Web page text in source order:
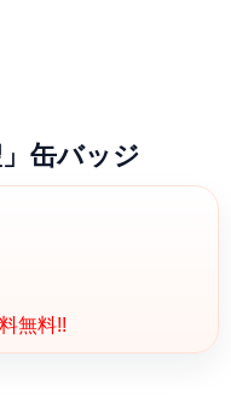
缶バッジ
無料!!